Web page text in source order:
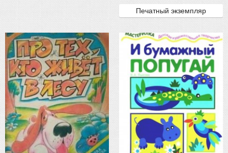
Печатный экземпляр